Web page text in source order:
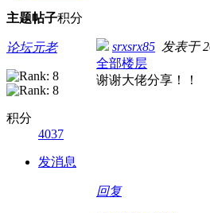
主题帖子积分
论坛元老
积分
4037
发消息
srxsrx85 发表于
全部楼层
谢谢大佬分享！！
回复